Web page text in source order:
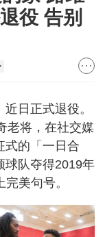
役 告别
日正式退役。
老将，在社交媒
式的「一日合
球队夺得2019年
美句号。